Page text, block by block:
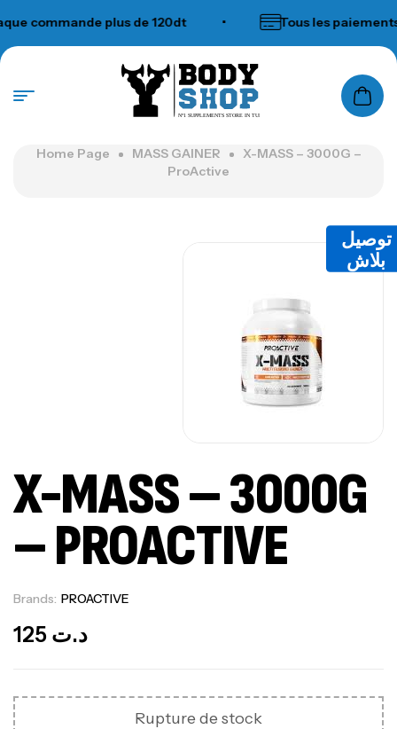
commande plus de 120dt Tous les paiements
N°1 SUPPLEMENTS STORE IN TUNISIA
Home Page MASS GAINER
X-MASS – 3000G –
ProActive
توصيل
بلاش
X-MASS – 3000G
– PROACTIVE
Brands: PROACTIVE
د.ت
Rupture de stock